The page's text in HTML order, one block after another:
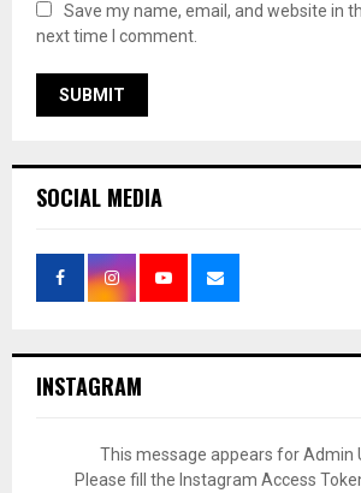
Save my name, email, and website in
next time I comment.
SOCIAL MEDIA
INSTAGRAM
This message appears for Admin
Please fill the Instagram Access